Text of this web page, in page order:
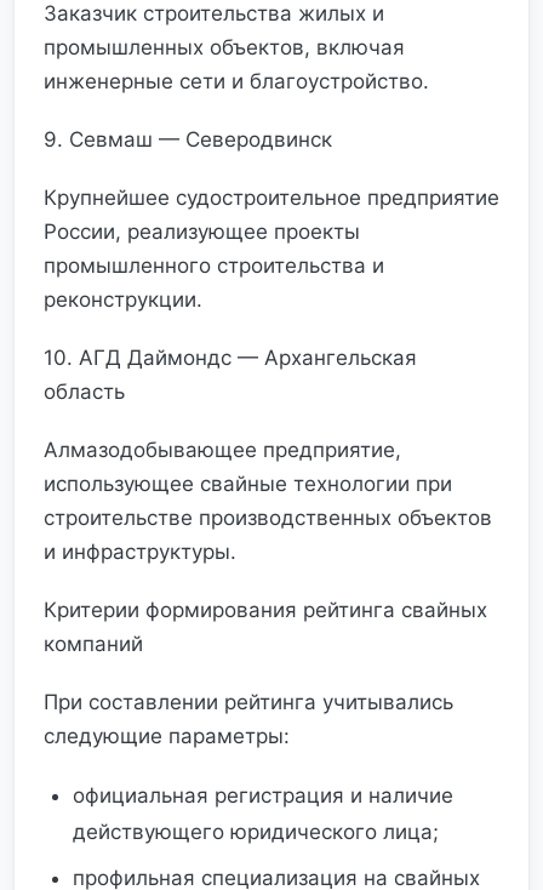
Заказчик строительства жилых и
промышленных объектов, включая
инженерные сети и благоустройство.
9. Севмаш — Северодвинск
Крупнейшее судостроительное предприятие
России, реализующее проекты
промышленного строительства и
реконструкции.
10. АГД Даймондс — Архангельская
область
Алмазодобывающее предприятие,
использующее свайные технологии при
строительстве производственных объектов
и инфраструктуры.
Критерии формирования рейтинга свайных
компаний
При составлении рейтинга учитывались
следующие параметры:
официальная регистрация и наличие
действующего юридического лица;
профильная специализация на свайных